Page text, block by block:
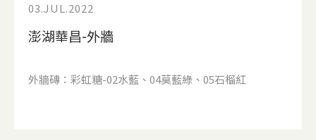
03.JUL.2022
澎湖華昌-外牆
外牆磚：彩虹糖-02水藍、04莫藍綠、05石榴紅